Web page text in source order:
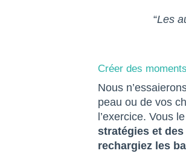
“Les
Créer des
Nous
peau ou de vos
l’exercice. Vous
stratégies et
rechargiez les